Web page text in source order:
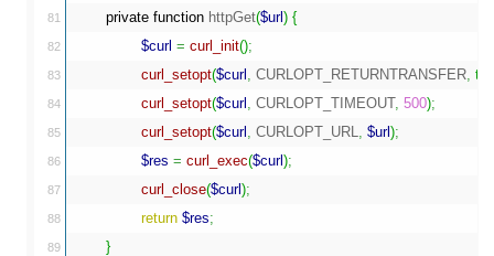
81
82
83
84
85
86
87
88
89
private function httpGet($url) {
$curl = curl_init();
curl_setopt($curl CURLOPT_RETURNTRANSFER
curl_setopt($curl CURLOPT_TIMEOUT, 500);
curl_setopt($curl CURLOPT_URL $url);
$res = curl_exec($curl);
curl_close($curl);
return $res;
}